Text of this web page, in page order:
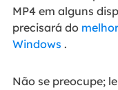
MP4 em alguns
precisará do
Windows .
Não se preocupe;